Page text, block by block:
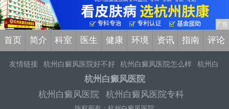
首页 简介 科室 医生 健康 环境 资讯 指南 评论
友情链接 杭州白癜风医院好不好 杭州白癜风医院怎么样
杭州白
杭州白癜风医院专科 杭州白癜风医院
杭州看白癜风医院哪家好 杭州看白癜风哪家医院好
杭州白癜风医院
杭州白癜风医院
杭州白癜风医院专科